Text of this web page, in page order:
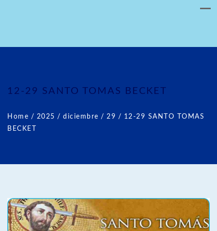
12-29 SANTO TOMAS BECKET
Home / 2025 / diciembre / 29 / 12-29 SANTO TOMAS
BECKET